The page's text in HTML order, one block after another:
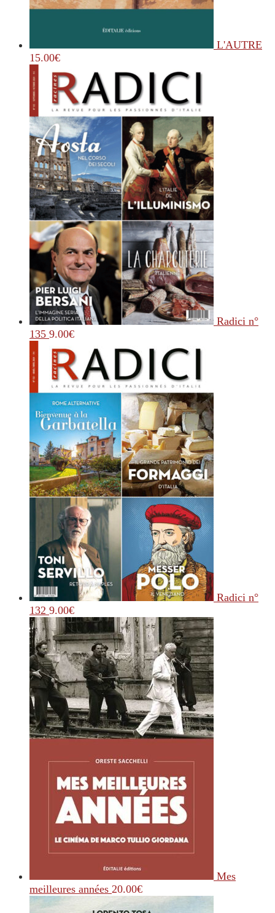
L'AUTRE
15.00€
Radici n°
135 9.00€
Radici n°
132 9.00€
Mes
meilleures années 20.00€